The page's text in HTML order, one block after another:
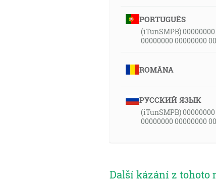
PORTUGUÊS
(iTunSMPB)
00000000 00000000
ROMÂNA
РУССКИЙ ЯЗЫК
(iTunSMPB)
00000000 00000000
Další kázání z tohoto